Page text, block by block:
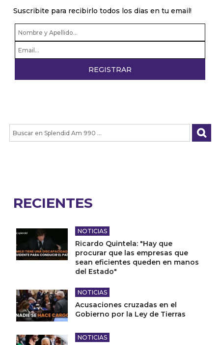
Suscribite para recibirlo todos los dias en tu email!
RECIENTES
NOTICIAS
Ricardo Quintela: "Hay que
procurar que las empresas que
sean eficientes queden en manos
del Estado"
NOTICIAS
Acusaciones cruzadas en el
Gobierno por la Ley de Tierras
NOTICIAS